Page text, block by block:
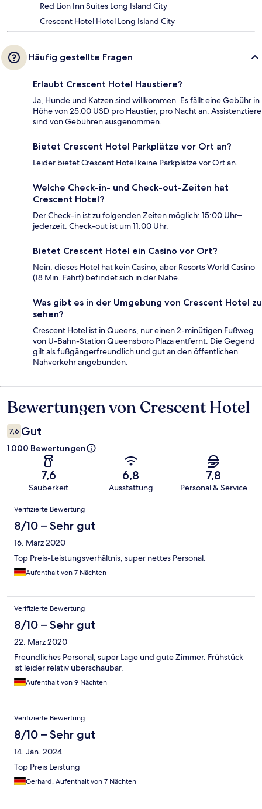
Red Lion Inn Suites Long Island City
Crescent Hotel Hotel Long Island City
Häufig gestellte Fragen
Erlaubt Crescent Hotel Haustiere?
Ja, Hunde und Katzen sind willkommen. Es fällt eine Gebühr in
Höhe von 25.00 USD pro Haustier, pro Nacht an. Assistenztiere
sind von Gebühren ausgenommen.
Bietet Crescent Hotel Parkplätze vor Ort an?
Leider bietet Crescent Hotel keine Parkplätze vor Ort an.
Welche Check-in- und Check-out-Zeiten hat
Crescent Hotel?
Der Check-in ist zu folgenden Zeiten möglich: 15:00 Uhr–
jederzeit. Check-out ist um 11:00 Uhr.
Bietet Crescent Hotel ein Casino vor Ort?
Nein, dieses Hotel hat kein Casino, aber Resorts World Casino
(18 Min. Fahrt) befindet sich in der Nähe.
Was gibt es in der Umgebung von Crescent Hotel zu
sehen?
Crescent Hotel ist in Queens, nur einen 2-minütigen Fußweg
von U-Bahn-Station Queensboro Plaza entfernt. Die Gegend
gilt als fußgängerfreundlich und gut an den öffentlichen
Nahverkehr angebunden.
Bewertungen
Bewertungen von Crescent Hotel
7,6 Gut
1.000 Bewertungen
7,6
Sauberkeit
6,8
Ausstattung
7,8
Personal & Service
Bewertungen
Verifizierte Bewertung
8/10 – Sehr gut
16. März 2020
Top Preis-Leistungsverhältnis, super nettes Personal.
Aufenthalt von 7 Nächten
Verifizierte Bewertung
8/10 – Sehr gut
22. März 2020
Freundliches Personal, super Lage und gute Zimmer. Frühstück
ist leider relativ überschaubar.
Aufenthalt von 9 Nächten
Verifizierte Bewertung
8/10 – Sehr gut
14. Jän. 2024
Top Preis Leistung
Gerhard, Aufenthalt von 7 Nächten